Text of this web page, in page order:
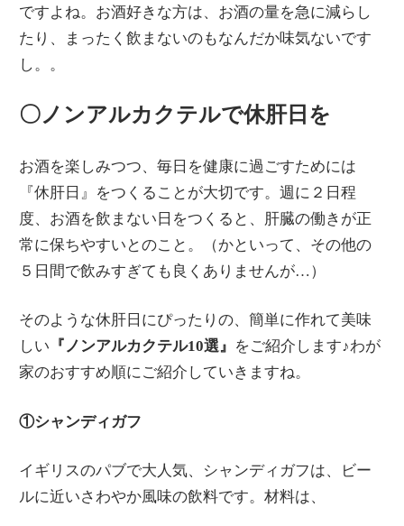
ですよね。お酒好きな方は、お酒の量を急に減らし
たり、まったく飲まないのもなんだか味気ないです
し。。
〇ノンアルカクテルで休肝日を
お酒を楽しみつつ、毎日を健康に過ごすためには
『休肝日』をつくることが大切です。週に２日程
度、お酒を飲まない日をつくると、肝臓の働きが正
常に保ちやすいとのこと。（かといって、その他の
５日間で飲みすぎても良くありませんが…）
そのような休肝日にぴったりの、簡単に作れて美味
しい 『ノンアルカクテル10選』 をご紹介します♪わが
家のおすすめ順にご紹介していきますね。
①シャンディガフ
イギリスのパブで大人気、シャンディガフは、ビー
ルに近いさわやか風味の飲料です。材料は、